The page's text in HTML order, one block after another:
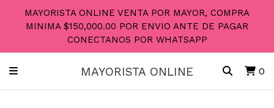
MAYORISTA ONLINE VENTA POR MAYOR, COMPRA
MINIMA $150,000.00 POR ENVIO ANTE DE PAGAR
CONECTANOS POR WHATSAPP
MAYORISTA ONLINE 0